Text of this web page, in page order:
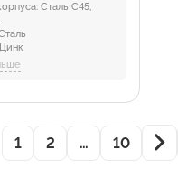
Сталь C45,
Цинк
и
1 2 … 10